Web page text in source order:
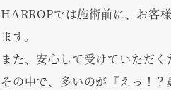
HARROPでは施術前に、お客
ます。
また、安心して受けていただ
その中で、多いのが『えっ！